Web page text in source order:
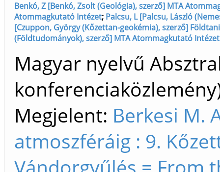
Benkó, Z [Benkó, Zsolt (Geológia), szerző] MTA
Atommagkutató Intézet; Palcsu, L [Palcsu, László
[Czuppon, György (Kőzettan-geokémia), szerző]
(Földtudományok), szerző] MTA Atommagkutató Intézet
Magyar nyelvű
Megjelent: Berkesi M.
atmoszféráig : 9.